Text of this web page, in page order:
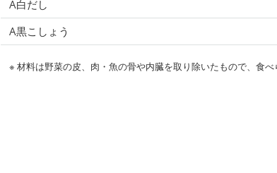
A白だし
A黒こしょう
※ 材料は野菜の皮、肉・魚の骨や内臓を取り除いたもので、食